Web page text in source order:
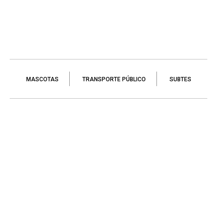
MASCOTAS TRANSPORTE PÚBLICO SUBTES